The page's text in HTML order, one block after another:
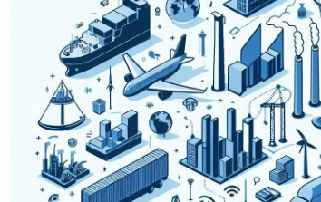
Sectores